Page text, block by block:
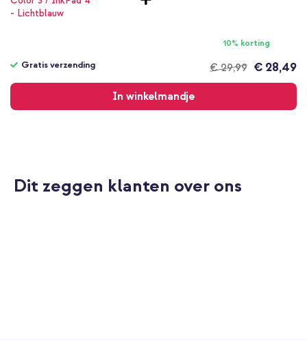
10% korting
€ 29,99
Gratis verzending € 28,49
In winkelmandje
verzending
Dit zeggen klanten over ons